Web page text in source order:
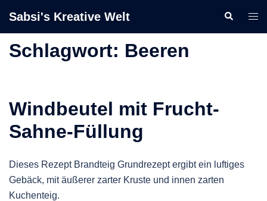
Inhalt
Sabsi's Kreative Welt Suche
Schlagwort: Beeren
Windbeutel mit Frucht-
Sahne-Füllung
Dieses Rezept Brandteig Grundrezept ergibt ein luftiges
Gebäck, mit äußerer zarter Kruste und innen zarten
Kuchenteig.